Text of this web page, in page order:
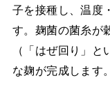
子を接種し、温度
す。麹菌の菌糸が
（「はぜ回り」
な麹が完成します。